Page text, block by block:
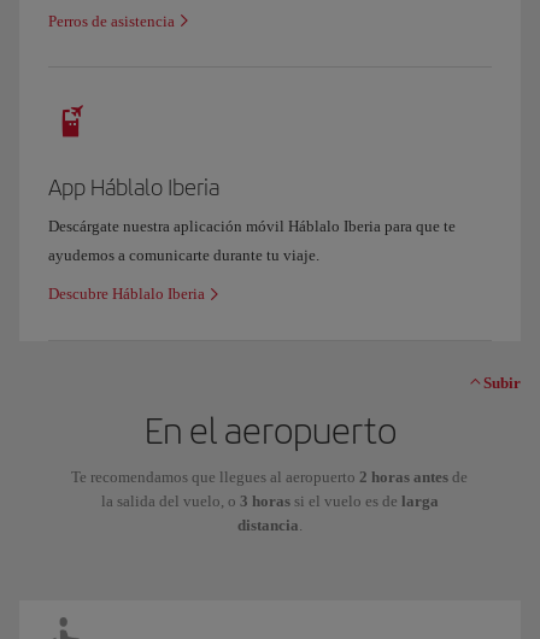
Perros de asistencia
App Háblalo Iberia
Descárgate nuestra aplicación móvil Háblalo Iberia para que te
ayudemos a comunicarte durante tu viaje.
Descubre Háblalo Iberia
Subir
En el aeropuerto
Te recomendamos que llegues al aeropuerto 2 horas antes de
la salida del vuelo, o 3 horassi el vuelo es de larga
distancia